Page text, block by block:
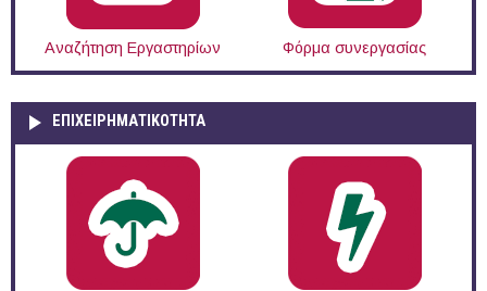
Αναζήτηση Εργαστηρίων Φόρμα συνεργασίας
ΕΠΙΧΕΙΡΗΜΑΤΙΚΟΤΗΤΑ